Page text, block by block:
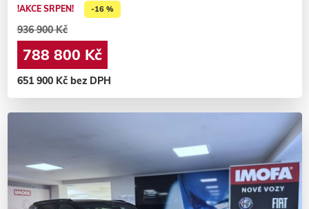
!AKCE SRPEN! -16 %
936 900 Kč
788 800 Kč
651 900 Kč bez DPH